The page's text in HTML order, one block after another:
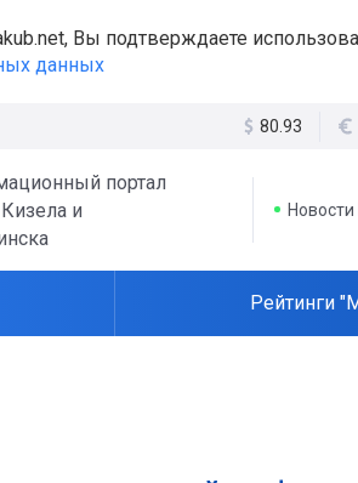
Вы подтверждаете
данных
80.93
портал
и
Новости
Рейтинги